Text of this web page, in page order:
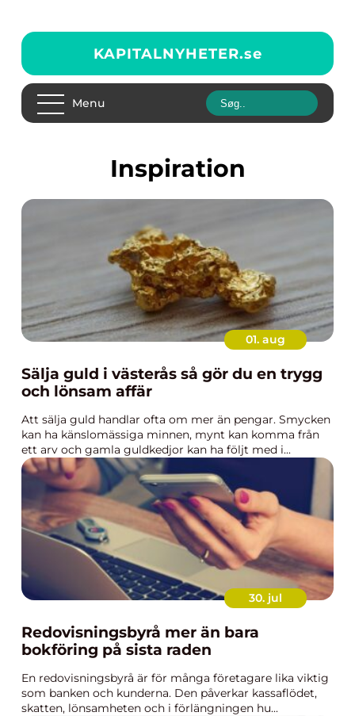
KAPITALNYHETER.se
Menu
inspiration
01. aug
Sälja guld i västerås så gör du en trygg
och lönsam affär
Att sälja guld handlar ofta om mer än pengar. Smycken
kan ha känslomässiga minnen, mynt kan komma från
ett arv och gamla guldkedjor kan ha följt med i...
30. jul
Redovisningsbyrå mer än bara
bokföring på sista raden
En redovisningsbyrå är för många företagare lika viktig
som banken och kunderna. Den påverkar kassaflödet,
skatten, lönsamheten och i förlängningen hu...